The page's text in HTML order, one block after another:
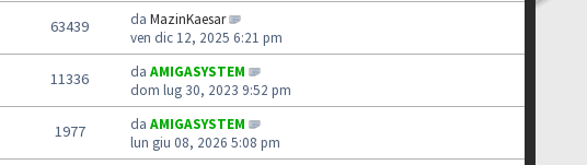
63439 da MazinKaesar
ven dic 12, 2025 6:21 pm
11336 da AMIGASYSTEM
dom lug 30, 2023 9:52 pm
1977 da AMIGASYSTEM
lun giu 08, 2026 5:08 pm